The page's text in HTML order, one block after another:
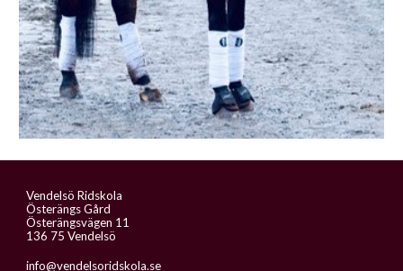
Vendelsö Ridskola
Österängs Gård
Österängsvägen 11
136 75 Vendelsö
info@vendelsoridskola.se